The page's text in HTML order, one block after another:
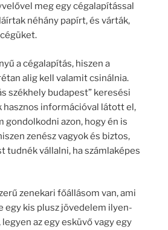
meg egy cégalapítással
néhány papírt, és várták,
a cégalapítás, hiszen a
alig kell valamit csinálnia.
székhely budapest” keresési
hasznos információval látott el,
gondolkodni azon, hogy én is
zenész vagyok és biztos,
tudnék vállalni, ha számlaképes
zenekari főállásom van, ami
kis plusz jövedelem ilyen-
az egy esküvő vagy egy